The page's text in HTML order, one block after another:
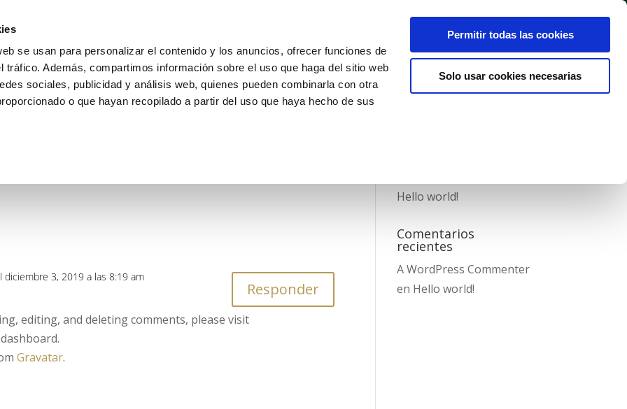
se usan para personalizar el contenido y los anuncios, ofrecer funciones de
tráfico. Además, compartimos información sobre el uso que haga del sitio web
sociales, publicidad y análisis web, quienes pueden combinarla con otra
o que hayan recopilado a partir del uso que haya hecho de sus
Permitir todas las cookies
Solo usar cookies necesarias
INICIO VIDEOS & MUSIC BIO CONTACTO
diciembre 3, 2019 a las 8:19 am
editing, and deleting comments, please visit
Gravatar.
Responder
Hello world!
Comentarios
recientes
A WordPress Commenter
en Hello world!